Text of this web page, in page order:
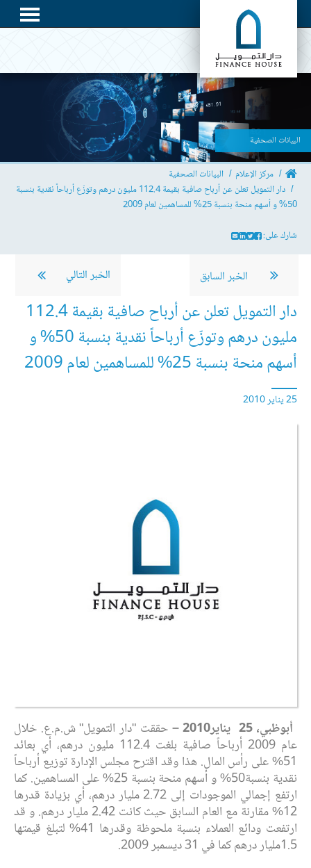
البيانات الصحفية
مركز الإعلام
البيانات الصحفية
دار التمويل تعلن عن أرباح صافية بقيمة 112.4 مليون درهم وتوزّع أرباحاً نقدية بنسبة
50% و أسهم منحة بنسبة 25% للمساهمين لعام 2009
شارك على:
الخبر السابق الخبر التالي
دار التمويل تعلن عن أرباح صافية بقيمة 112.4
مليون درهم وتوزّع أرباحاً نقدية بنسبة 50% و
أسهم منحة بنسبة 25% للمساهمين لعام 2009
25 يناير 2010
أبوظبي، 25‏‎ ‎‏ يناير2010‏ –
حققت "دار التمويل" ش.م.ع. خلال
عام 2009 أرباحاً صافية بلغت 112.4 مليون درهم، أي بعائد
51% ‏على رأس المال. هذا وقد اقترح مجلس الإدارة توزيع أرباحاً
نقدية بنسبة50% و أسهم منحة بنسبة 25% ‏على المساهمين.‏ كما
ارتفع إجمالي الموجودات إلى 2.72 مليار درهم، أي بزيادة قدرها
12% مقارنة مع العام السابق ‏حيث كانت 2.42 مليار درهم.‏‎ ‎و قد
ارتفعت ودائع العملاء بنسبة ملحوظة وقدرها 41% لتبلغ قيمتها
1.5مليار ‏درهم كما في 31 ديسمبر 2009.‏